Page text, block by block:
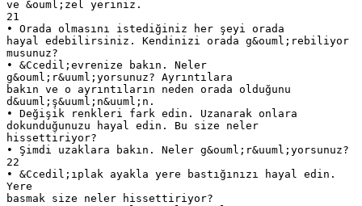
ve &ouml;zel yeriniz.
21
• Orada olmasını istediğiniz her şeyi orada
hayal edebilirsiniz. Kendinizi orada g&ouml;rebiliyor
musunuz?
• &Ccedil;evrenize bakın. Neler
g&ouml;r&uuml;yorsunuz? Ayrıntılara
bakın ve o ayrıntıların neden orada olduğunu
d&uuml;ş&uuml;n&uuml;n.
• Değişik renkleri fark edin. Uzanarak onlara
dokunduğunuzu hayal edin. Bu size neler
hissettiriyor?
• Şimdi uzaklara bakın. Neler g&ouml;r&uuml;yorsunuz?
22
• &Ccedil;ıplak ayakla yere bastığınızı hayal edin.
Yere
basmak size neler hissettiriyor?